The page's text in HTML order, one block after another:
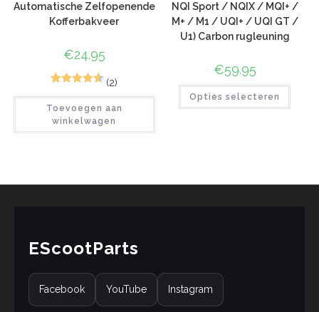
Automatische Zelfopenende
Kofferbakveer
€24.95
d4.67op 5
gebaseerd
(2)
Toevoegen aan
winkelwagen
NQI Sport / NQIX / MQI+ /
M+ / M1 / UQI+ / UQI GT /
U1) Carbon rugleuning
€59.95
Opties selecteren
EScootParts
Facebook YouTube Instagram